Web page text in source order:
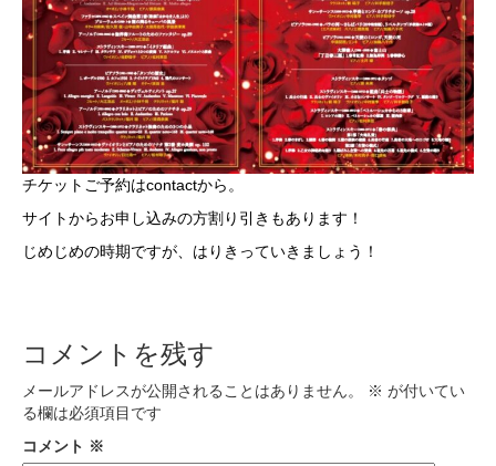
チケットご予約はcontactから。
サイトからお申し込みの方割り引きもあります！
じめじめの時期ですが、はりきっていきましょう！
コメントを残す
メールアドレスが公開されることはありません。 ※ が付いてい
る欄は必須項目です
コメント ※